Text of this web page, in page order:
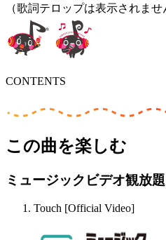
（歌詞テロップは表示されませ
CONTENTS
この曲を楽しむ
ミュージックビデオ観放
Touch [Official Video]